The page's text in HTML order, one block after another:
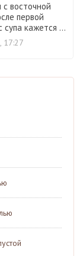
с восточной
первой
супа кажется ...
17:27